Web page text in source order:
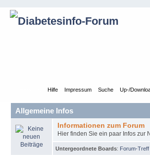
Hilfe Impressum Suche Up-/
Allgemeine Infos
Informationen zum Forum
Hier finden Sie ein paar Infos zur
Untergeordnete Boards: Forum-Treff